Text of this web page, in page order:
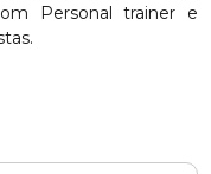
Personal trainer e